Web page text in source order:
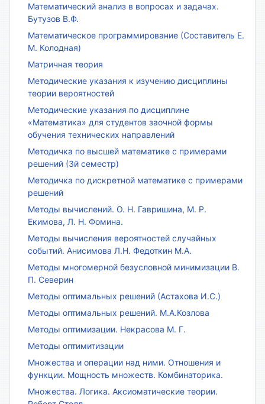
Математический анализ в вопросах и задачах.
Бутузов В.Ф.
Математическое программирование (Составитель Е.
М. Колодная)
Матричная теория
Методические указания к изучению дисциплины
теории вероятностей
Методические указания по дисциплине
«Математика» для студентов заочной формы
обучения технических направлений
Методичка по высшей математике с примерами
решений (3й семестр)
Методичка по дискретной математике с примерами
решений
Методы вычислений. О. Н. Гавришина, М. Р.
Екимова, Л. Н. Фомина.
Методы вычисления вероятностей случайных
событий. Анисимова Л.Н. Федоткин М.А.
Методы многомерной безусловной минимизации В.
П. Северин
Методы оптимальных решений (Астахова И.С.)
Методы оптимальных решений. М.А.Козлова
Методы оптимизации. Некрасова М. Г.
Методы оптимитизации
Множества и операции над ними. Отношения и
функции. Мощность множеств. Комбинаторика.
Множества. Логика. Аксиоматические теории.